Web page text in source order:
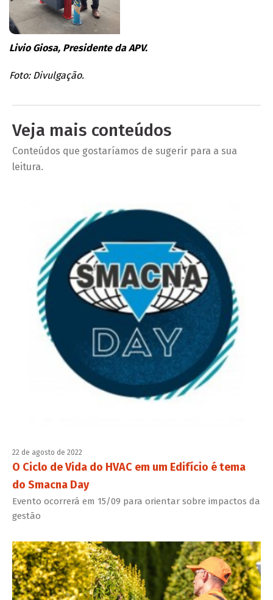
Livio Giosa, ​Presidente da APV.
Foto: Divulgação.
Veja mais conteúdos
Conteúdos que gostaríamos de sugerir para a sua
leitura.
22 de agosto de 2022
O Ciclo de Vida do HVAC em um Edifício é tema
do Smacna Day
Evento ocorrerá em 15/09 para orientar sobre impactos da
gestão